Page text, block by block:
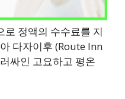
정액의 수수료를 지
다자이후 (Route Inn
싸인 고요하고 평온